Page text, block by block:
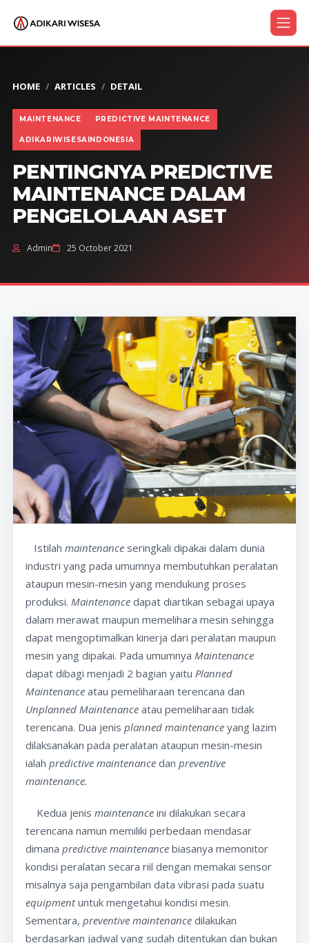
HOME ARTICLES DETAIL
MAINTENANCE PREDICTIVE MAINTENANCE
ADIKARIWISESAINDONESIA
PENTINGNYA PREDICTIVE
MAINTENANCE DALAM
PENGELOLAAN ASET
Admin 25 October 2021
Istilah maintenance seringkali dipakai dalam dunia
industri yang pada umumnya membutuhkan peralatan
ataupun mesin-mesin yang mendukung proses
produksi. Maintenance dapat diartikan sebagai upaya
dalam merawat maupun memelihara mesin sehingga
dapat mengoptimalkan kinerja dari peralatan maupun
mesin yang dipakai. Pada umumnya Maintenance
dapat dibagi menjadi 2 bagian yaitu Planned
Maintenance atau pemeliharaan terencana dan
Unplanned Maintenance atau pemeliharaan tidak
terencana. Dua jenis planned maintenance yang lazim
dilaksanakan pada peralatan ataupun mesin-mesin
ialah predictive maintenance dan preventive
maintenance.
Kedua jenis maintenance ini dilakukan secara
terencana namun memiliki perbedaan mendasar
dimana predictive maintenance biasanya memonitor
kondisi peralatan secara riil dengan memakai sensor
misalnya saja pengambilan data vibrasi pada suatu
equipmentuntuk mengetahui kondisi mesin.
Sementara, preventive maintenance dilakukan
berdasarkan jadwal yang sudah ditentukan dan bukan